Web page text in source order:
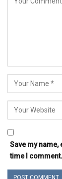
Save my
time I comment.